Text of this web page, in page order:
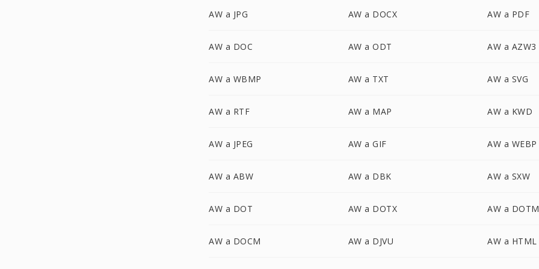
AW a JPG AW a DOCX AW a PDF
AW a DOC AW a ODT AW a AZW3
AW a WBMP AW a TXT AW a SVG
AW a RTF AW a MAP AW a KWD
AW a JPEG AW a GIF AW a WEBP
AW a ABW AW a DBK AW a SXW
AW a DOT AW a DOTX AW a DOTM
AW a DOCM AW a DJVU AW a HTML